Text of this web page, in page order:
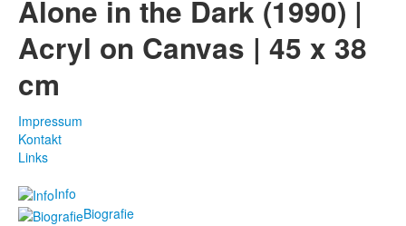
Alone in the Dark (1990) |
Acryl on Canvas | 45 x 38
cm
Impressum
Kontakt
Links
Info
Biografie